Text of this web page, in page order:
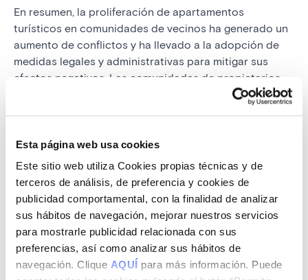
Esta página web usa cookies
Este sitio web utiliza Cookies propias técnicas y de
terceros de análisis, de preferencia y cookies de
publicidad comportamental, con la finalidad de analizar
sus hábitos de navegación, mejorar nuestros servicios
para mostrarle publicidad relacionada con sus
preferencias, así como analizar sus hábitos de
navegación. Clique AQUÍ para más información. Puede
En resumen, la proliferación de apartamentos
turísticos en comunidades de vecinos ha generado un
aumento de conflictos y ha llevado a la adopción de
medidas legales y administrativas para mitigar sus
efectos negativos. Las comunidades de propietarios
cuentan ahora con un respaldo legal más sólido para
Fuentes:
Europapress - El gobierno valora...
El País - El supremo
avala... ,El País - Pisos turísticos en Barcelona...
El País
- Barcelona en lucha...
Por:Inés Arteaga Samalt